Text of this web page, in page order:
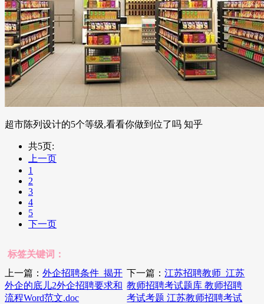
超市陈列设计的5个等级,看看你做到位了吗 知乎
共5页:
上一页
1
2
3
4
5
下一页
标签关键词：
上一篇： 外企招聘条件_揭开
外企的底儿2外企招聘要求和
流程Word范文.doc
下一篇：江苏招聘教师_江苏
教师招聘考试题库 教师招聘
考试考题 江苏教师招聘考试